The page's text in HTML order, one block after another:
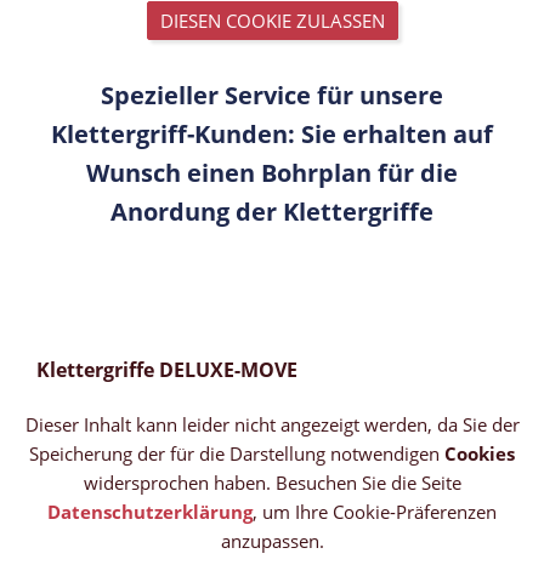
DIESEN COOKIE ZULASSEN
Spezieller Service für unsere
Klettergriff-Kunden: Sie erhalten auf
Wunsch einen Bohrplan für die
Anordung der Klettergriffe
Klettergriffe DELUXE-MOVE
Dieser Inhalt kann leider nicht angezeigt werden, da Sie der
Speicherung der für die Darstellung notwendigen Cookies
widersprochen haben. Besuchen Sie die Seite
Datenschutzerklärung, um Ihre Cookie-Präferenzen
anzupassen.